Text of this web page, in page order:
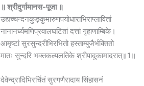
॥ श्रीदुर्गामानस-पूजा ॥
उद्यच्चन्दनकुङ्कुमारुणपयोधाराभिराप्लावितां
नानानर्घ्यमणिप्रवालघटितां दत्तां गृहाणाम्बिके।
आमृष्टां सुरसुन्दरीभिरभितो हस्ताम्बुजैर्भक्तितो
मातः सुन्दरि भक्तकल्पलतिके श्रीपादुकामादरात्॥1॥
देवेन्द्रादिभिरर्चितं सुरगणैरादाय सिंहासनं